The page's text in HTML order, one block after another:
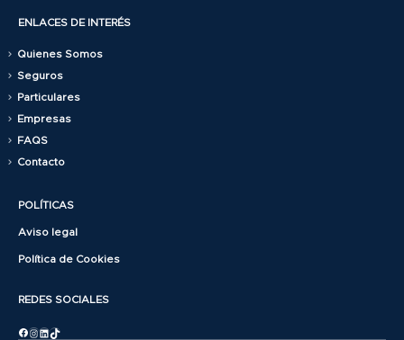
ENLACES DE INTERÉS
Quienes Somos
Seguros
Particulares
Empresas
FAQS
Contacto
POLÍTICAS
Aviso legal
Política de Cookies
REDES SOCIALES
Facebook
Instagram
LinkedIn
TikTok